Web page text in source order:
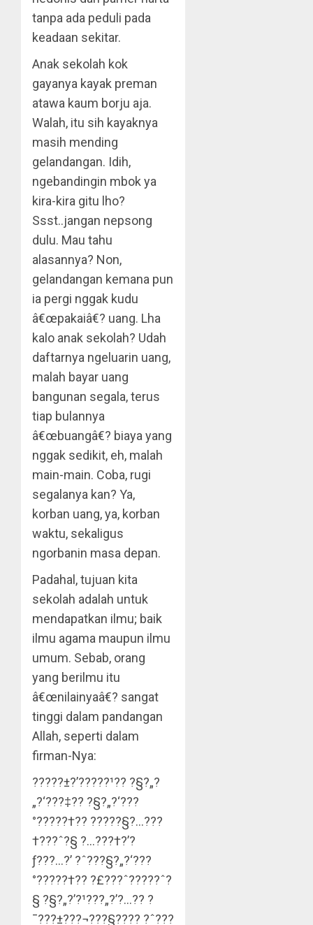
tanpa ada peduli pada
keadaan sekitar.
Anak sekolah kok
gayanya kayak preman
atawa kaum borju aja.
Walah, itu sih kayaknya
masih mending
gelandangan. Idih,
ngebandingin mbok ya
kira-kira gitu lho?
Ssst..jangan nepsong
dulu. Mau tahu
alasannya? Non,
gelandangan kemana pun
ia pergi nggak kudu
â€œpakaiâ€? uang. Lha
kalo anak sekolah? Udah
daftarnya ngeluarin uang,
malah bayar uang
bangunan segala, terus
tiap bulannya
â€œbuangâ€? biaya yang
nggak sedikit, eh, malah
main-main. Coba, rugi
segalanya kan? Ya,
korban uang, ya, korban
waktu, sekaligus
ngorbanin masa depan.
Padahal, tujuan kita
sekolah adalah untuk
mendapatkan ilmu; baik
ilmu agama maupun ilmu
umum. Sebab, orang
yang berilmu itu
â€œnilainyaâ€? sangat
tinggi dalam pandangan
Allah, seperti dalam
firman-Nya:
?????±?’?????¹?? ?§?„?
„?‘???‡?? ?§?„?‘???
°?????†?? ?????§?…???
†???ˆ?§ ?…???†?’?
ƒ???…?’ ?ˆ???§?„?‘???
°?????†?? ?£???ˆ?????ˆ?
§ ?§?„?’?¹???„?’?…?? ?
¯???±???¬???§???? ?ˆ???